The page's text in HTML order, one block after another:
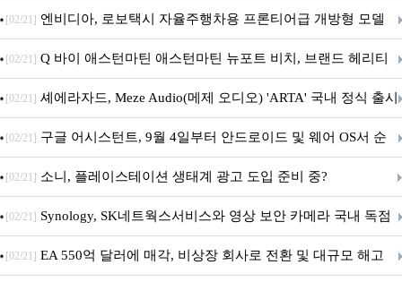
이트
[02/21] 엔비디아, 로보택시 자율주행차용 프론티어급 개방형 모델
‘알파마요 2 슈퍼’ 상업적 이용 가능
[02/21] Q 바이 애스턴마틴 애스턴마틴 뉴포트 비치, 브랜드 헤리티
지 담은 ‘헤리티지 에디션 컬렉션’ 공개
[02/21] 셰에라자드, Meze Audio(메제 오디오) 'ARTA' 국내 정식 출시
[02/21] 구글 어시스턴트, 9월 4일부터 안드로이드 및 웨어 OS서 순
차 서비스 종료
[02/21] 소니, 플레이스테이션 생태계 광고 도입 준비 중?
[02/21] Synology, SK네트웍스서비스와 영상 보안 카메라 국내 독점
판매 파트너십 체결
[02/21] EA 550억 달러에 매각, 비상장 회사로 전환 및 대규모 해고